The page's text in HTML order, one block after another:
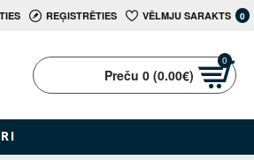
REĢISTRĒTIES VĒLMJU SARAKTS 0
Preču 0 (0.00€)
0